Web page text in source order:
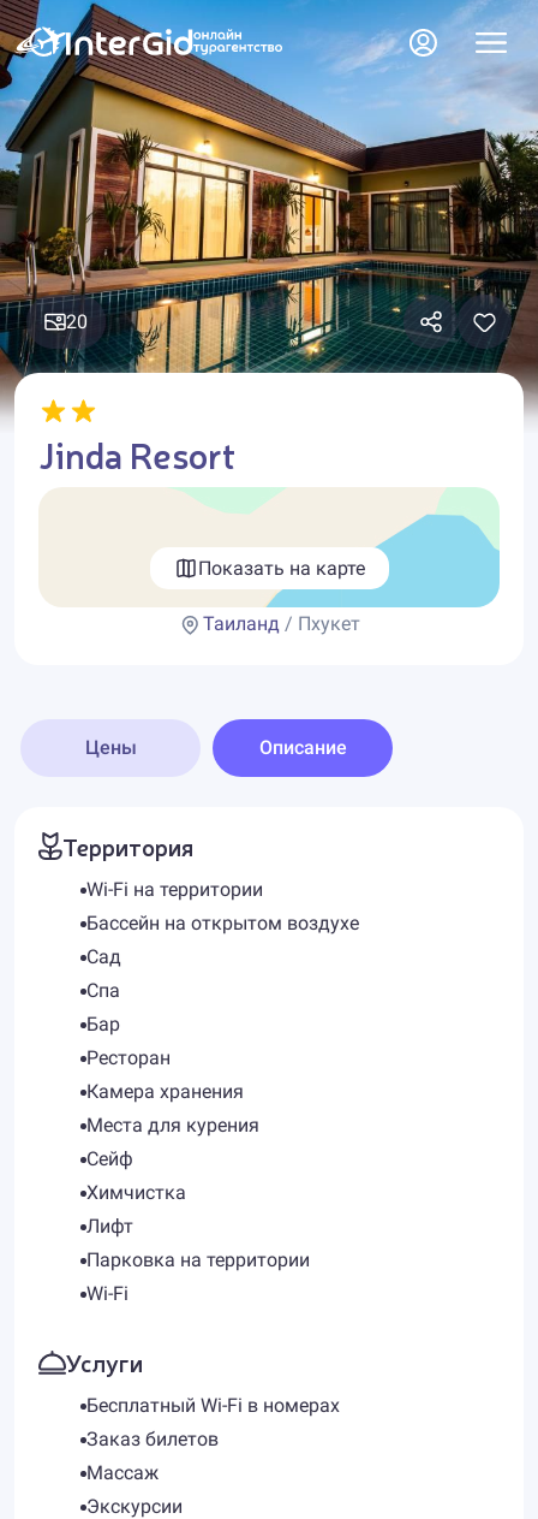
20
Jinda Resort
Показать на карте
Таиланд / Пхукет
Цены Описание
Территория
Wi-Fi на территории
Бассейн на открытом воздухе
Сад
Спа
Бар
Ресторан
Камера хранения
Места для курения
Сейф
Химчистка
Лифт
Парковка на территории
Wi-Fi
Услуги
Бесплатный Wi-Fi в номерах
Заказ билетов
Массаж
Экскурсии